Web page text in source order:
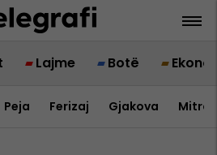
Lajme Botë
Peja Ferizaj Gjakova